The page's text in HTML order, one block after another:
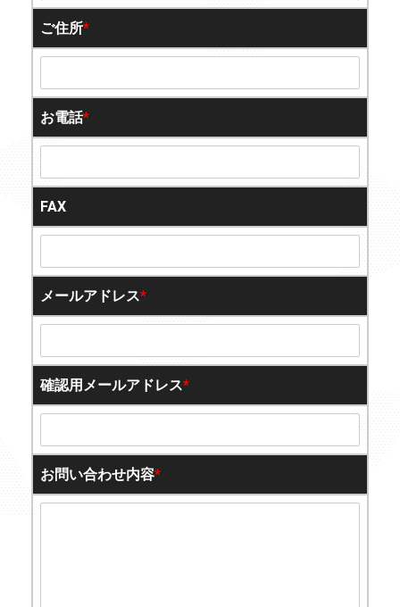
ご住所*
お電話*
FAX
メールアドレス*
確認用メールアドレス*
お問い合わせ内容*